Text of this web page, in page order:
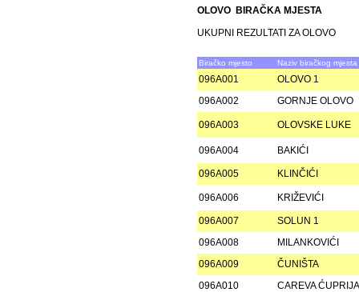
OLOVO BIRAČKA MJESTA
UKUPNI REZULTATI ZA OLOVO
Biračko mjesto Naziv biračkog mjesta
096A001
OLOVO 1
096A002
GORNJE OLOVO
096A003 OLOVSKE LUKE
096A004 BAKIĆI
096A005 KLINČIĆI
096A006 KRIŽEVIĆI
096A007
SOLUN 1
096A008
MILANKOVIĆI
096A009
ČUNIŠTA
096A010
CAREVA ĆUPRIJA